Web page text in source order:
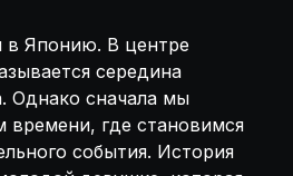
в Японию. В центре
середина
Однако сначала мы
времени, где становимся
события. История